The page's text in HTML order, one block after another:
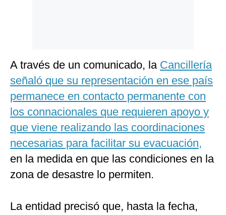
A través de un comunicado, la Cancillería
señaló que su representación en ese país
permanece en contacto permanente con
los connacionales que requieren apoyo y
que viene realizando las coordinaciones
necesarias para facilitar su evacuación,
en la medida en que las condiciones en la
zona de desastre lo permiten.
La entidad precisó que, hasta la fecha,